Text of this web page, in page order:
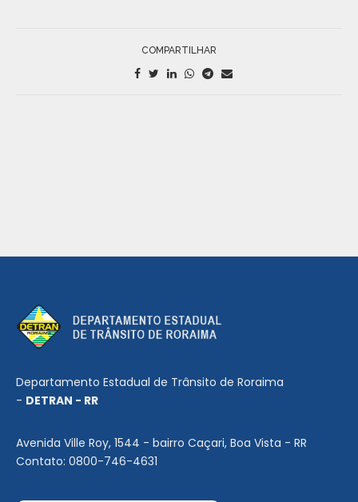
COMPARTILHAR
Departamento Estadual de Trânsito de Roraima
- DETRAN - RR
Avenida Ville Roy, 1544 - bairro Caçari, Boa Vista - RR
Contato: 0800-746-4631